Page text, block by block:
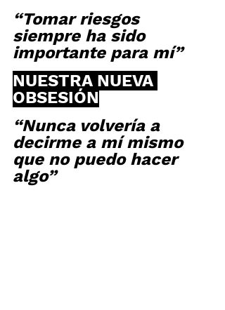
“Tomar riesgos
siempre ha sido
importante para mí”
NUESTRA NUEVA
OBSESIÓN
“Nunca volvería a
decirme a mí mismo
que no puedo hacer
algo”